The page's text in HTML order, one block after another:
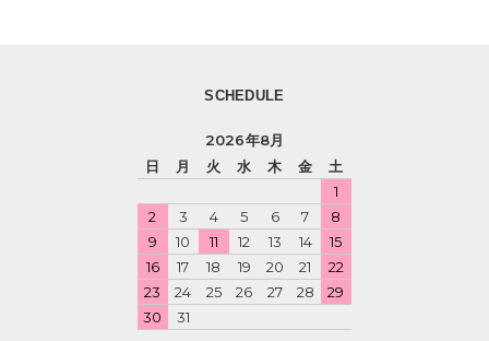
SCHEDULE
2026年8月
日
月 火 水 木 金
土
1
2
3 4 5 6 7
8
9
10 11 12 13 14
15
16
17 18 19 20 21
22
23
24 25 26 27 28
29
30
31